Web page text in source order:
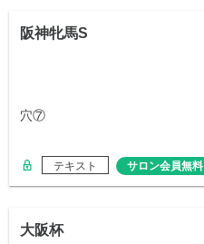
阪神牝馬S
穴⑦
テキスト サロン会員無料
大阪杯